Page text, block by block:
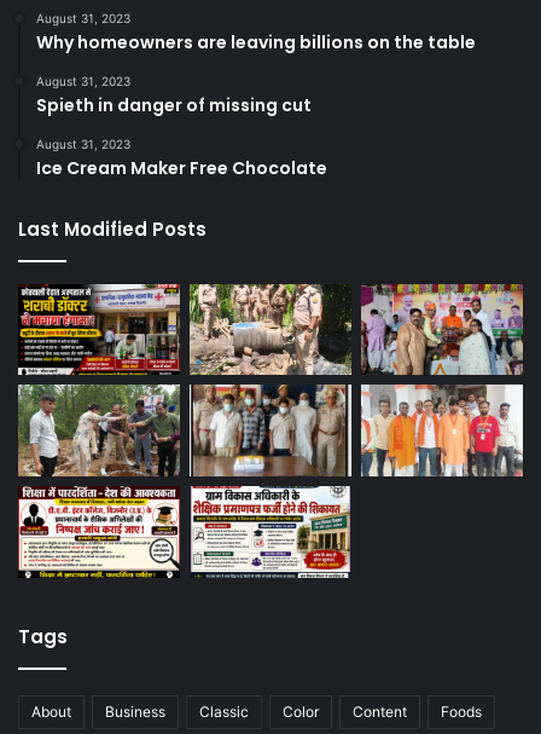
August 31, 2023
Why homeowners are leaving billions on the table
August 31, 2023
Spieth in danger of missing cut
August 31, 2023
Ice Cream Maker Free Chocolate
Last Modified Posts
Tags
About Business Classic Color Content Foods